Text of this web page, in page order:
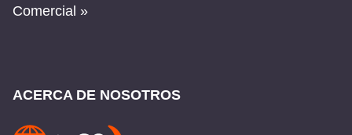
Comercial »
ACERCA DE NOSOTROS